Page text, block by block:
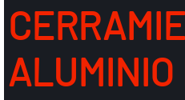
ALUMINIO